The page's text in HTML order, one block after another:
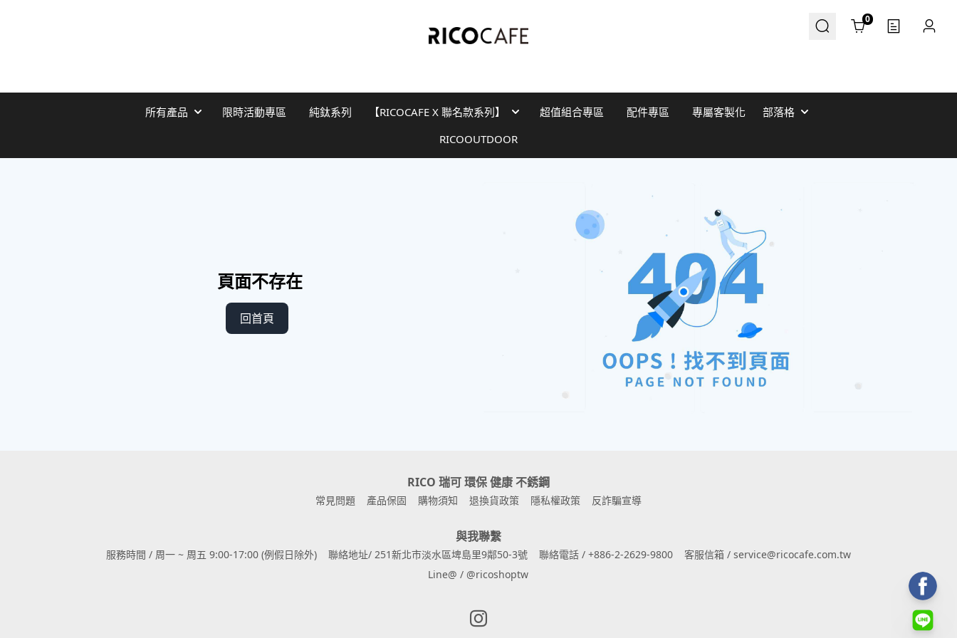
Cart0
所有產品 限時活動專區 純鈦系列 【RICOCAFE X 聯名款系列】 超值組合專區 配件專區 專屬客製化
部落格
RICOOUTDOOR
頁面不存在
回首頁
RICO 瑞可 環保 健康 不銹鋼
常見問題 產品保固 購物須知 退換貨政策 隱私權政策 反詐騙宣導
與我聯繫
服務時間 / 周一 ~ 周五 9:00-17:00 (例假日除外) 聯絡地址/ 251新北市淡水區埤島里9鄰50-3號 聯絡電話 / +886-2-2629-9800
客服信箱 / service@ricocafe.com.tw
Line@ / @ricoshoptw
Instagram page